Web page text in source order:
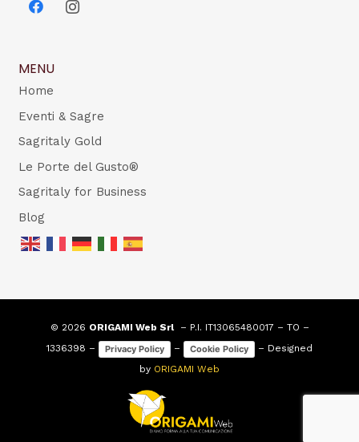
MENU
Home
Eventi & Sagre
Sagritaly Gold
Le Porte del Gusto®
Sagritaly for Business
Blog
© 2026 ORIGAMI Web Srl– P.I. IT13065480017 – TO –
1336398 –
Privacy Policy – Cookie Policy
– Designed
by ORIGAMI Web